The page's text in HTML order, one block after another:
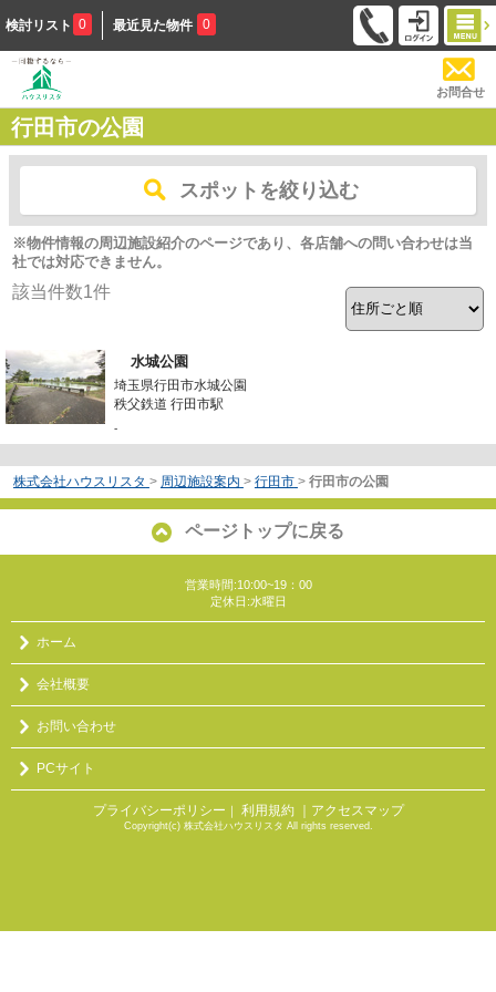
検討リスト 0 最近見た物件 0
お問合せ
行田市の公園
スポットを絞り込む
※物件情報の周辺施設紹介のページであり、各店舗への問い合わせは当
社では対応できません。
該当件数1件
水城公園
埼玉県行田市水城公園
秩父鉄道 行田市駅
-
株式会社ハウスリスタ > 周辺施設案内 > 行田市 > 行田市の公園
ページトップに戻る
営業時間:10:00~19：00
定休日:水曜日
ホーム
会社概要
お問い合わせ
PCサイト
プライバシーポリシー ｜ 利用規約 ｜アクセスマップ
Copyright(c) 株式会社ハウスリスタ All rights reserved.